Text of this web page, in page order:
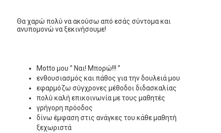
Θα χαρώ πολύ να ακούσω από εσάς σύντομα και
ανυπομονώ να ξεκινήσουμε!
Motto μου ” Ναι! Μπορώ!!! ”
ενθουσιασμός και πάθος για την δουλειά μου
εφαρμόζω σύγχρονες μέθοδοι διδασκαλίας
πολύ καλή επικοινωνία με τους μαθητές
γρήγορη πρόοδος
δίνω έμφαση στις ανάγκες του κάθε μαθητή
ξεχωριστά